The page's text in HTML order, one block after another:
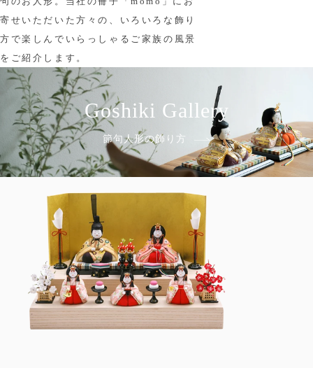
寄せいただいた方々の、いろいろな飾り
方で楽しんでいらっしゃるご家族の風景
をご紹介します。
Goshiki Gallery
節句人形の飾り方